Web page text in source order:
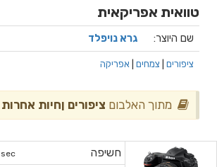
טוואית אפריקאית
שם היוצר: גרא נויפלד
ציפורים צמחים אפריקה
מתוך האלבום ציפורים ןחיות אחרות
חשיפה sec